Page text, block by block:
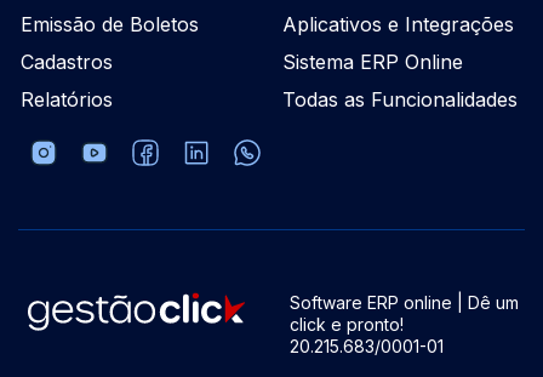
Emissão de Boletos
Cadastros
Relatórios
Aplicativos e Integrações
Sistema ERP Online
Todas as Funcionalidades
Software ERP online | Dê um
click e pronto!
20.215.683/0001-01